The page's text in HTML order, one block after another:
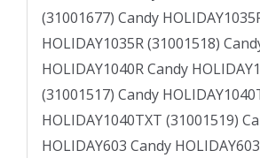
(31001677) Candy
HOLIDAY1035R (31001518)
HOLIDAY1040R Candy
(31001517) Candy
HOLIDAY1040TXT (31001519)
HOLIDAY603 Candy